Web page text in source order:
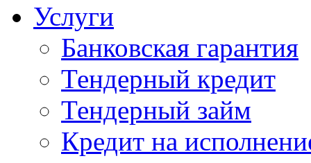
Услуги
Банковская гарантия
Тендерный кредит
Тендерный займ
Кредит на